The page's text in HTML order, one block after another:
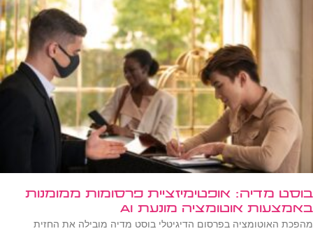
בוסט מדיה: אופטימיזציית פרסומות ממומנות
באמצעות אוטומציה מונעת AI
מהפכת האוטומציה בפרסום הדיגיטלי בוסט מדיה מובילה את החזית